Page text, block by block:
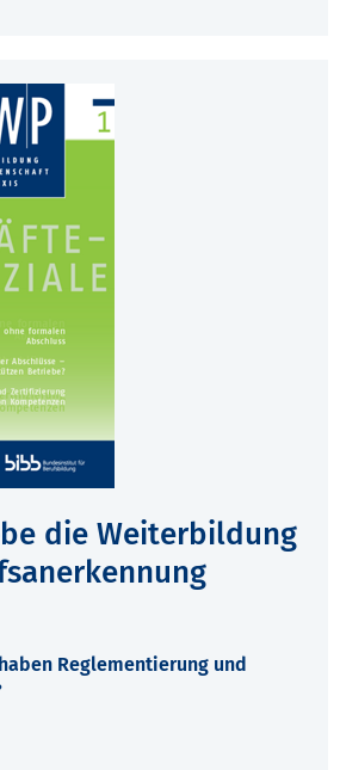
die Weiterbildung
Reglementierung und